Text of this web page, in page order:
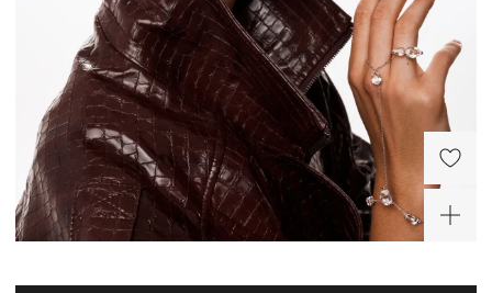
Слейв-браслет из
серебра Кристалл
12 040 ₽
Кольцо из серебра
Кристалл
11 920 ₽
-30%